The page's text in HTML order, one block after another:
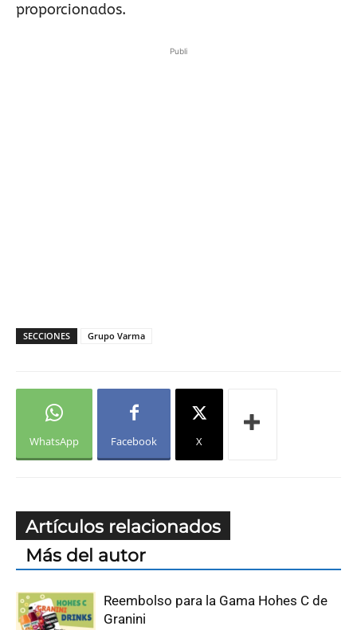
proporcionados.
Publi
SECCIONES Grupo Varma
WhatsApp Facebook X
Artículos relacionados
Más del autor
Reembolso para la Gama Hohes C de
Granini